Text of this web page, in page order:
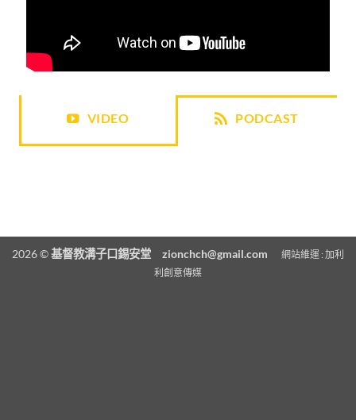
VIDEO PODCAST
2026 ©基督教溝子口錫安堂 zionchch@gmail.com 網站維運 : 加利
利創意傳媒